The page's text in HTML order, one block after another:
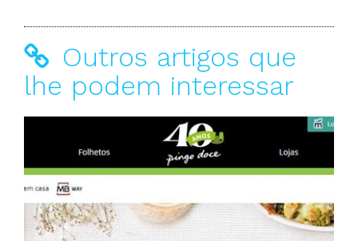
Outros artigos que
lhe podem interessar